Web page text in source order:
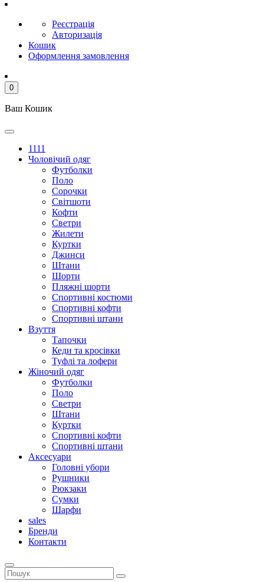
Реєстрація
Авторизація
Кошик
Оформлення замовлення
0
Ваш Кошик
1111
Чоловічий одяг
Футболки
Поло
Сорочки
Світшоти
Кофти
Светри
Жилети
Куртки
Джинси
Штани
Шорти
Пляжні шорти
Спортивні костюми
Спортивні кофти
Спортивні штани
Взуття
Тапочки
Кеди та кросівки
Туфлі та лофери
Жіночий одяг
Футболки
Поло
Светри
Штани
Куртки
Cпортивні кофти
Спортивні штани
Аксесуари
Головні убори
Рушники
Рюкзаки
Сумки
Шарфи
sales
Бренди
Контакти